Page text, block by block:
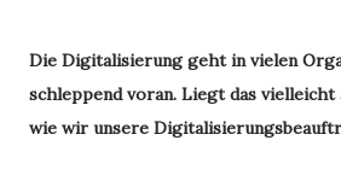
Die Digitalisierung geht in vielen
schleppend voran. Liegt das vielleicht
wie wir unsere